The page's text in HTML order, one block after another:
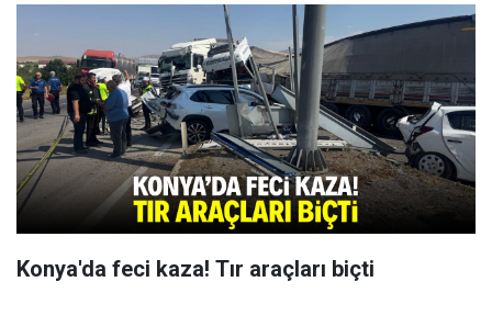
Konya'da feci kaza! Tır araçları biçti